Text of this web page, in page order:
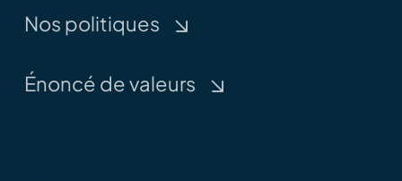
Nos politiques
Énoncé de valeurs